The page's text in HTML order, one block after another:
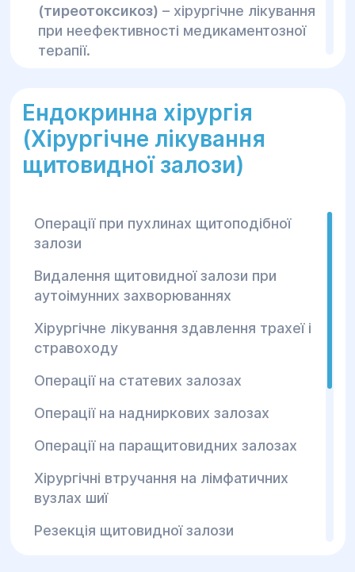
(тиреотоксикоз) – хірургічне лікування
при неефективності медикаментозної
терапії.
шляхи або стравохід.
Наші послуги в
ендокринній хірургії:
Тиреоїдектомія– повне видалення
щитовидної залози.
Гемітиреоїдектомія– часткове
видалення залози (однієї частки).
при наявності доброякісних і злоякісних
вузлів.
Мінімально інвазивні операції
Переваги ендокринної
хірургії в Центрі
«Геліос»
Високоточна діагностика та
Ендокринна хірургія
(Хірургічне лікування
щитовидної залози)
Операції при пухлинах щитоподібної
залози
Видалення щитовидної залози при
аутоімунних захворюваннях
Хірургічне лікування здавлення трахеї і
стравоходу
Операції на статевих залозах
Операції на надниркових залозах
Операції на паращитовидних залозах
Хірургічні втручання на лімфатичних
вузлах шиї
Резекція щитовидної залози